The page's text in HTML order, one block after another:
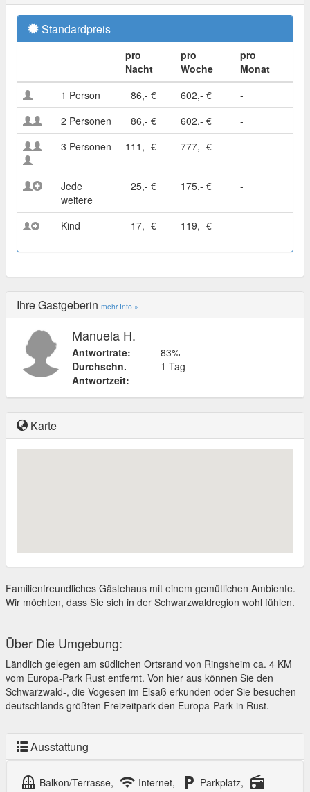
Standardpreis
pro
Nacht
pro
Woche
pro
Monat
1 Person
86,- € 602,- €
-
2 Personen
86,- € 602,- €
-
3 Personen
111,- € 777,- € -
Jede
weitere
25,- € 175,- € -
Kind 17,- € 119,- € -
Ihre Gastgeberin mehr Info »
Manuela H.
Antwortrate:
83%
Durchschn.
Antwortzeit:
1 Tag
Karte
Familienfreundliches Gästehaus mit einem gemütlichen Ambiente.
Wir möchten, dass Sie sich in der Schwarzwaldregion wohl fühlen.
Über Die Umgebung:
Ländlich gelegen am südlichen Ortsrand von Ringsheim ca. 4 KM
vom Europa-Park Rust entfernt. Von hier aus können Sie den
Schwarzwald-, die Vogesen im Elsaß erkunden oder Sie besuchen
deutschlands größten Freizeitpark den Europa-Park in Rust.
Ausstattung
balcony Balkon/Terrasse, wifi Internet, local_parking Parkplatz, radio